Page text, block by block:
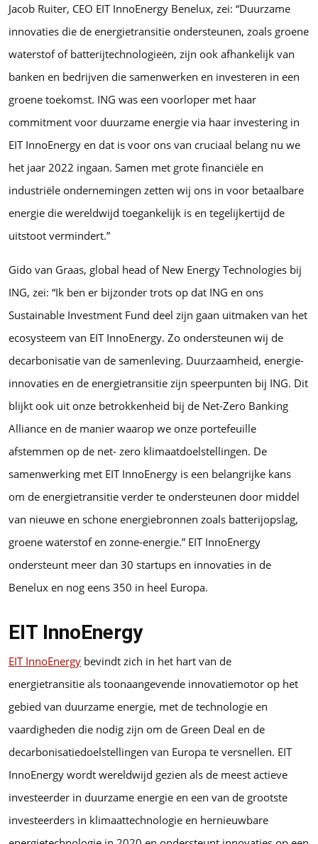
Jacob Ruiter, CEO EIT InnoEnergy Benelux, zei: “Duurzame
innovaties die de energietransitie ondersteunen, zoals groene
waterstof of batterijtechnologieën, zijn ook afhankelijk van
banken en bedrijven die samenwerken en investeren in een
groene toekomst. ING was een voorloper met haar
commitment voor duurzame energie via haar investering in
EIT InnoEnergy en dat is voor ons van cruciaal belang nu we
het jaar 2022 ingaan. Samen met grote financiële en
industriële ondernemingen zetten wij ons in voor betaalbare
energie die wereldwijd toegankelijk is en tegelijkertijd de
uitstoot vermindert.”
Gido van Graas, global head of New Energy Technologies bij
ING, zei: “Ik ben er bijzonder trots op dat ING en ons
Sustainable Investment Fund deel zijn gaan uitmaken van het
ecosysteem van EIT InnoEnergy. Zo ondersteunen wij de
decarbonisatie van de samenleving. Duurzaamheid, energie-
innovaties en de energietransitie zijn speerpunten bij ING. Dit
blijkt ook uit onze betrokkenheid bij de Net-Zero Banking
Alliance en de manier waarop we onze portefeuille
afstemmen op de net- zero klimaatdoelstellingen. De
samenwerking met EIT InnoEnergy is een belangrijke kans
om de energietransitie verder te ondersteunen door middel
van nieuwe en schone energiebronnen zoals batterijopslag,
groene waterstof en zonne-energie.” EIT InnoEnergy
ondersteunt meer dan 30 startups en innovaties in de
Benelux en nog eens 350 in heel Europa.
EIT InnoEnergy
EIT InnoEnergy bevindt zich in het hart van de
energietransitie als toonaangevende innovatiemotor op het
gebied van duurzame energie, met de technologie en
vaardigheden die nodig zijn om de Green Deal en de
decarbonisatiedoelstellingen van Europa te versnellen. EIT
InnoEnergy wordt wereldwijd gezien als de meest actieve
investeerder in duurzame energie en een van de grootste
investeerders in klimaattechnologie en hernieuwbare